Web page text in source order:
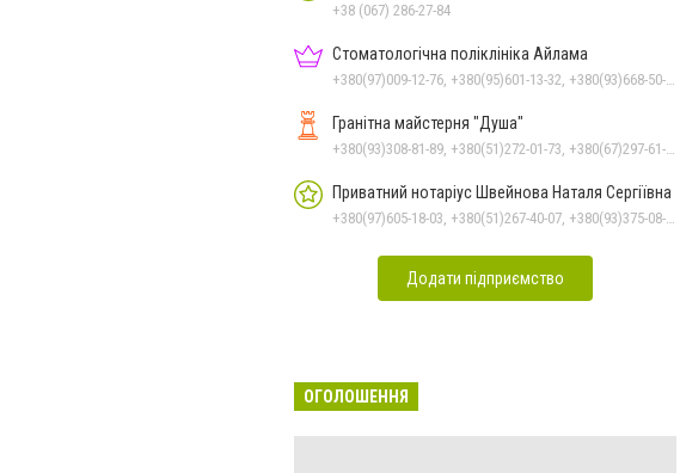
+38 (067) 286-27-84
Стоматологічна поліклініка Айлама
Гранітна майстерня "Душа"
Приватний нотаріус Швейнова Наталя Сергіївна
Додати підприємство
ОГОЛОШЕННЯ